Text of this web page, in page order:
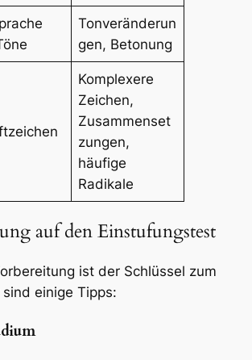
Tonveränderun
gen, Betonung
Komplexere
Zeichen,
Zusammenset
zungen,
häufige
Radikale
auf den Einstufungstest
ist der Schlüssel zum
einige Tipps: